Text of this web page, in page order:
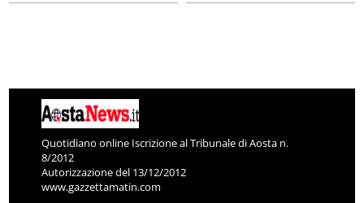
Quotidiano online Iscrizione al Tribunale di Aosta n.
8/2012
Autorizzazione del 13/12/2012
www.gazzettamatin.com